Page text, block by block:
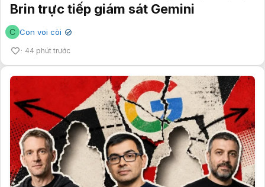
Brin trực tiếp giám sát Gemini
C Con voi còi ✔
44 phút trước